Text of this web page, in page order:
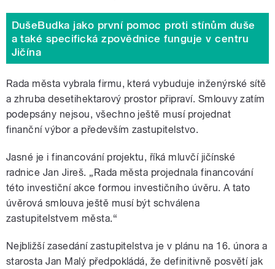
DušeBudka jako první pomoc proti stínům duše
a také specifická zpovědnice funguje v centru
Jičína
Rada města vybrala firmu, která vybuduje inženýrské sítě
a zhruba desetihektarový prostor připraví. Smlouvy zatím
podepsány nejsou, všechno ještě musí projednat
finanční výbor a především zastupitelstvo.
Jasné je i financování projektu, říká mluvčí jičínské
radnice Jan Jireš. „Rada města projednala financování
této investiční akce formou investičního úvěru. A tato
úvěrová smlouva ještě musí být schválena
zastupitelstvem města.“
Nejbližší zasedání zastupitelstva je v plánu na 16. února a
starosta Jan Malý předpokládá, že definitivně posvětí jak